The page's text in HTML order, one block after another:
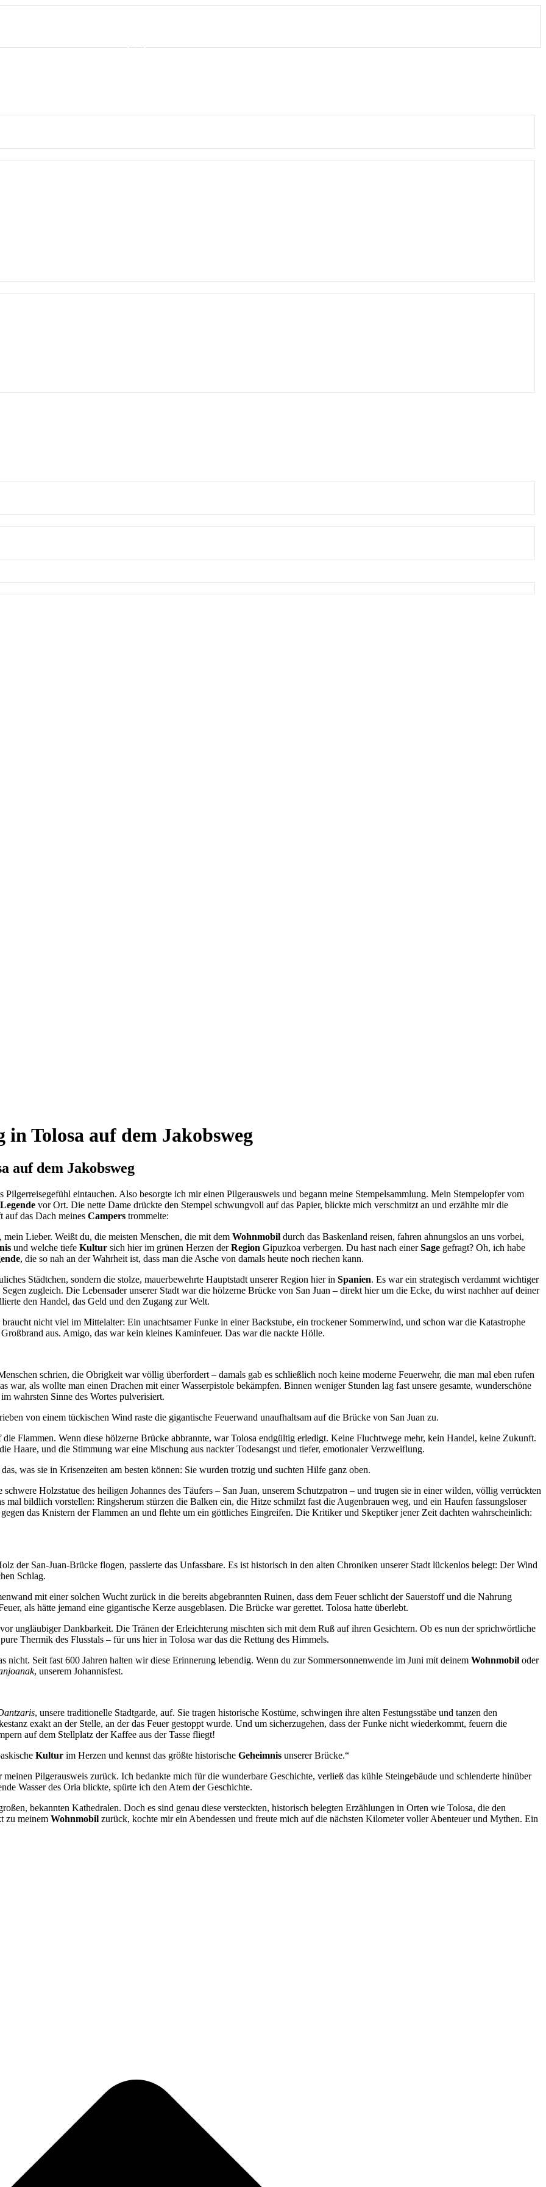
des entführten Engländers
des Leibhaftigen
Wärter und der eingemauerten Dame
hergestellt wurde
Runden Turm von Kopenhagen
Schneider dem Basilisken den Blick raubte
Weihnachtsfrieden auf Troll-Fundamenten steht
ein Luxus-Bankett wegrechnete
Fürst und ein (Fisch-)Paar eine Hauptstadt gründeten
wahre Legende von Minas de Riotinto
die Welt veränderte
Syrenka!
schönste Promi-Party
Leichnams aus Caen
den Großen Christophorus von Riga
und authentischem Charme
Amok
Tolosa auf dem Jakobsweg
auf dem Jakobsweg
Pilgerreisegefühl eintauchen. Also besorgte ich mir einen Pilgerausweis und begann meine Stempelsammlung. Mein Stempelopfer vom
Legende vor Ort. Die nette Dame drückte den Stempel schwungvoll auf das Papier, blickte mich verschmitzt an und erzählte mir die
auf das Dach meines Campers trommelte:
, mein Lieber. Weißt du, die meisten Menschen, die mit dem Wohnmobil durch das Baskenland reisen, fahren ahnungslos an uns vorbei,
und welche tiefe Kultur sich hier im grünen Herzen derRegion Gipuzkoa verbergen. Du hast nach einerSage gefragt? Oh, ich habe
, die so nah an der Wahrheit ist, dass man die Asche von damals heute noch riechen kann.
Städtchen, sondern die stolze, mauerbewehrte Hauptstadt unserer Region hier in Spanien. Es war ein strategisch verdammt wichtiger
zugleich. Die Lebensader unserer Stadt war die hölzerne Brücke von San Juan – direkt hier um die Ecke, du wirst nachher auf deiner
den Handel, das Geld und den Zugang zur Welt.
braucht nicht viel im Mittelalter: Ein unachtsamer Funke in einer Backstube, ein trockener Sommerwind, und schon war die Katastrophe
aus. Amigo, das war kein kleines Kaminfeuer. Das war die nackte Hölle.
schrien, die Obrigkeit war völlig überfordert – damals gab es schließlich noch keine moderne Feuerwehr, die man mal eben rufen
als wollte man einen Drachen mit einer Wasserpistole bekämpfen. Binnen weniger Stunden lag fast unsere gesamte, wunderschöne
wahrsten Sinne des Wortes pulverisiert.
von einem tückischen Wind raste die gigantische Feuerwand unaufhaltsam auf die Brücke von San Juan zu.
Flammen. Wenn diese hölzerne Brücke abbrannte, war Tolosa endgültig erledigt. Keine Fluchtwege mehr, kein Handel, keine Zukunft.
Haare, und die Stimmung war eine Mischung aus nackter Todesangst und tiefer, emotionaler Verzweiflung.
was sie in Krisenzeiten am besten können: Sie wurden trotzig und suchten Hilfe ganz oben.
Holzstatue des heiligen Johannes des Täufers – San Juan, unserem Schutzpatron – und trugen sie in einer wilden, völlig verrückten
mal bildlich vorstellen: Ringsherum stürzen die Balken ein, die Hitze schmilzt fast die Augenbrauen weg, und ein Haufen fassungsloser
das Knistern der Flammen an und flehte um ein göttliches Eingreifen. Die Kritiker und Skeptiker jener Zeit dachten wahrscheinlich:
der San-Juan-Brücke flogen, passierte das Unfassbare. Es ist historisch in den alten Chroniken unserer Stadt lückenlos belegt: Der Wind
Schlag.
mit einer solchen Wucht zurück in die bereits abgebrannten Ruinen, dass dem Feuer schlicht der Sauerstoff und die Nahrung
als hätte jemand eine gigantische Kerze ausgeblasen. Die Brücke war gerettet. Tolosa hatte überlebt.
ungläubiger Dankbarkeit. Die Tränen der Erleichterung mischten sich mit dem Ruß auf ihren Gesichtern. Ob es nun der sprichwörtliche
Thermik des Flusstals – für uns hier in Tolosa war das die Rettung des Himmels.
nicht. Seit fast 600 Jahren halten wir diese Erinnerung lebendig. Wenn du zur Sommersonnenwende im Juni mit deinem Wohnmobil oder
, unserem Johannisfest.
, unsere traditionelle Stadtgarde, auf. Sie tragen historische Kostüme, schwingen ihre alten Festungsstäbe und tanzen den
exakt an der Stelle, an der das Feuer gestoppt wurde. Und um sicherzugehen, dass der Funke nicht wiederkommt, feuern die
auf dem Stellplatz der Kaffee aus der Tasse fliegt!
Kultur im Herzen und kennst das größte historische Geheimnis unserer Brücke.“
Pilgerausweis zurück. Ich bedankte mich für die wunderbare Geschichte, verließ das kühle Steingebäude und schlenderte hinüber
Wasser des Oria blickte, spürte ich den Atem der Geschichte.
bekannten Kathedralen. Doch es sind genau diese versteckten, historisch belegten Erzählungen in Orten wie Tolosa, die den
zu meinem Wohnmobil zurück, kochte mir ein Abendessen und freute mich auf die nächsten Kilometer voller Abenteuer und Mythen. Ein